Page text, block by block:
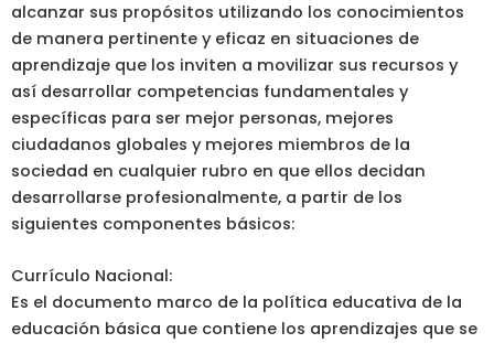
alcanzar sus propósitos utilizando los conocimientos
de manera pertinente y eficaz en situaciones de
aprendizaje que los inviten a movilizar sus recursos y
así desarrollar competencias fundamentales y
específicas para ser mejor personas, mejores
ciudadanos globales y mejores miembros de la
sociedad en cualquier rubro en que ellos decidan
desarrollarse profesionalmente, a partir de los
siguientes componentes básicos:
Currículo Nacional:
Es el documento marco de la política educativa de la
educación básica que contiene los aprendizajes que se